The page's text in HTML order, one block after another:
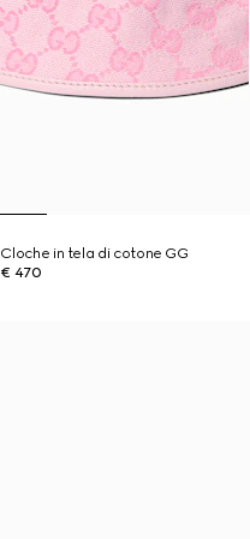
Cloche in tela di cotone GG
€ 470